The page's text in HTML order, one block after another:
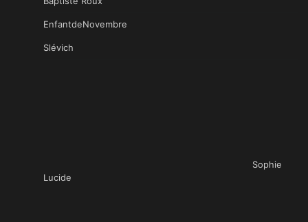
EnfantdeNovembre
Slévich
Sophie
Lucide